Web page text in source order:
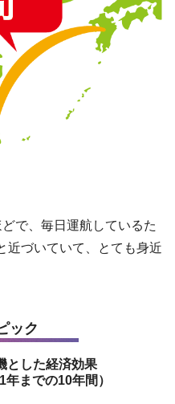
で、毎日運航しているた
近づいていて、とても身近
ック
とした経済効果
までの10年間）